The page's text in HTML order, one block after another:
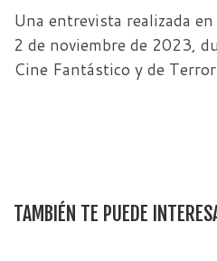
Una entrevista realizada
2 de noviembre de 2023,
Cine Fantástico y de
TAMBIÉN TE PUEDE